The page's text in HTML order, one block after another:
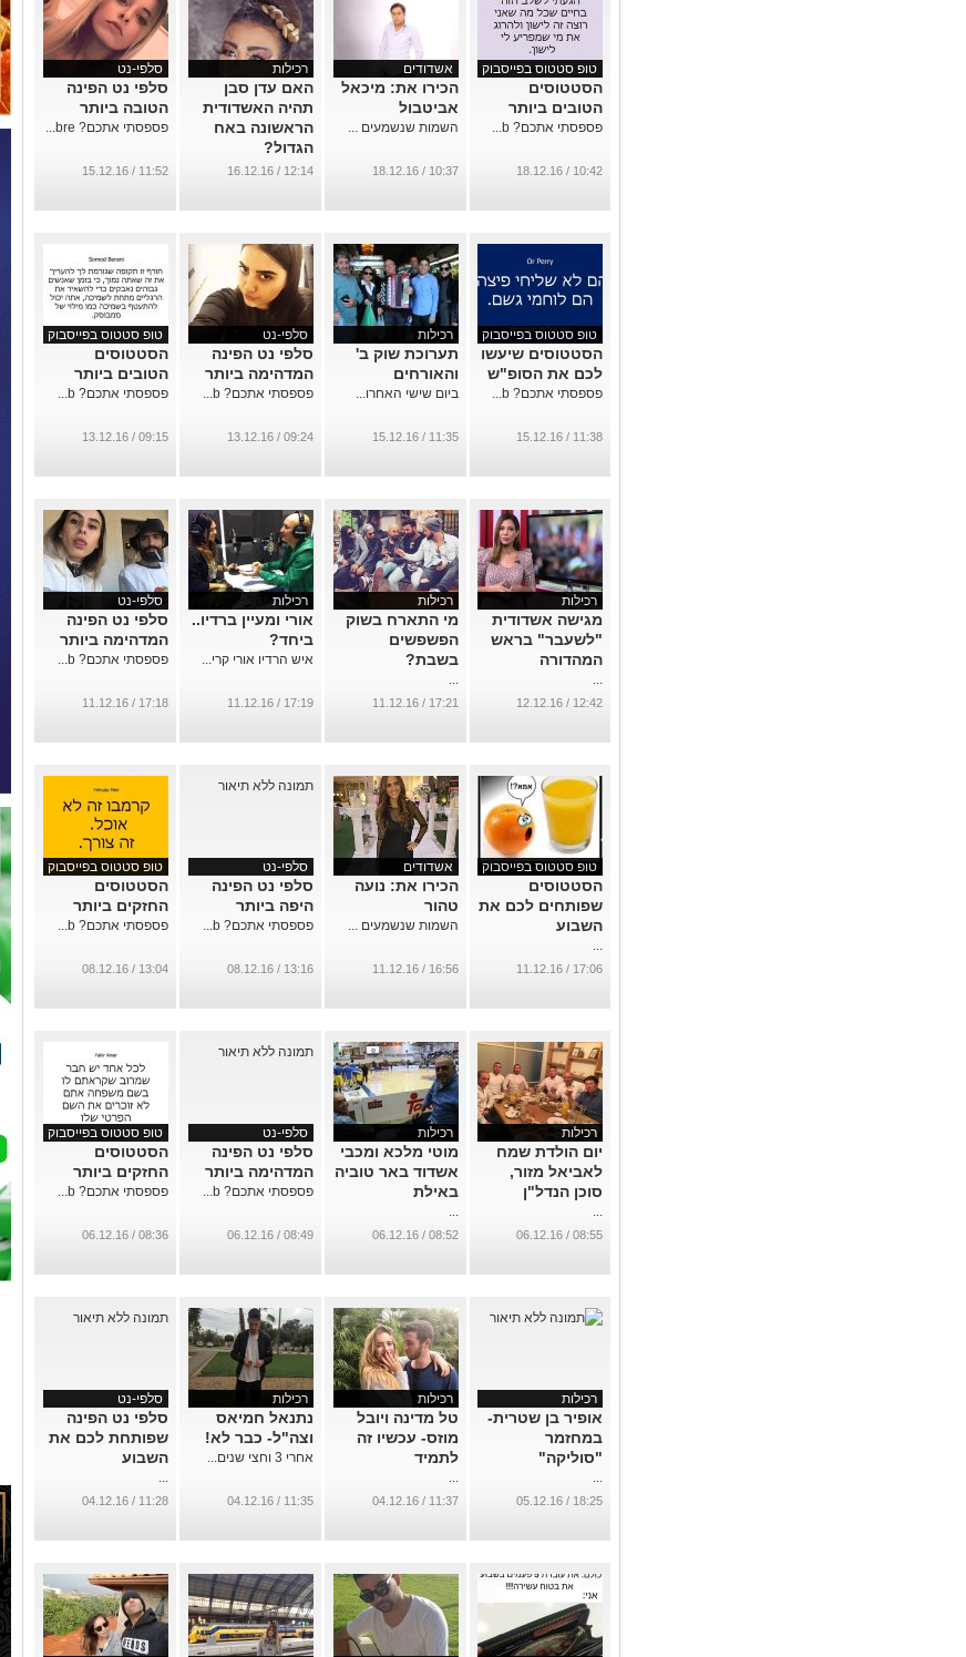
טופ סטטוס בפייסבוק
הסטטוסים
הטובים ביותר
פספסתי אתכם? b...
10:42 / 18.12.16
אשדודים
הכירו את: מיכאל
אביטבול
השמות שנשמעים ...
10:37 / 18.12.16
רכילות
האם עדן סבן
תהיה האשדודית
הראשונה באח
הגדול?
...
12:14 / 16.12.16
סלפי-נט
סלפי נט הפינה
הטובה ביותר
פספסתי אתכם? bre...
11:52 / 15.12.16
טופ סטטוס בפייסבוק
הסטטוסים שיעשו
לכם את הסופ"ש
פספסתי אתכם? b...
11:38 / 15.12.16
רכילות
תערוכת שוק ב'
והאורחים
ביום שישי האחרו...
11:35 / 15.12.16
סלפי-נט
סלפי נט הפינה
המדהימה ביותר
פספסתי אתכם? b...
09:24 / 13.12.16
טופ סטטוס בפייסבוק
הסטטוסים
הטובים ביותר
פספסתי אתכם? b...
09:15 / 13.12.16
רכילות
מגישה אשדודית
"לשעבר" בראש
המהדורה
...
12:42 / 12.12.16
רכילות
מי התארח בשוק
הפשפשים
בשבת?
...
17:21 / 11.12.16
רכילות
אורי ומעיין ברדיו..
ביחד?
איש הרדיו אורי קרי...
17:19 / 11.12.16
סלפי-נט
סלפי נט הפינה
המדהימה ביותר
פספסתי אתכם? b...
17:18 / 11.12.16
טופ סטטוס בפייסבוק
הסטטוסים
שפותחים לכם את
השבוע
...
17:06 / 11.12.16
אשדודים
הכירו את: נועה
טהור
השמות שנשמעים ...
16:56 / 11.12.16
סלפי-נט
סלפי נט הפינה
היפה ביותר
פספסתי אתכם? b...
13:16 / 08.12.16
טופ סטטוס בפייסבוק
הסטטוסים
החזקים ביותר
פספסתי אתכם? b...
13:04 / 08.12.16
רכילות
יום הולדת שמח
לאביאל מזור,
סוכן הנדל"ן
...
08:55 / 06.12.16
רכילות
מוטי מלכא ומכבי
אשדוד באר טוביה
באילת
...
08:52 / 06.12.16
סלפי-נט
סלפי נט הפינה
המדהימה ביותר
פספסתי אתכם? b...
08:49 / 06.12.16
טופ סטטוס בפייסבוק
הסטטוסים
החזקים ביותר
פספסתי אתכם? b...
08:36 / 06.12.16
רכילות
אופיר בן שטרית-
במחזמר
"סוליקה"
...
18:25 / 05.12.16
רכילות
טל מדינה ויובל
מוזס- עכשיו זה
לתמיד
...
11:37 / 04.12.16
רכילות
נתנאל חמיאס
וצה"ל- כבר לא!
אחרי 3 וחצי שנים...
11:35 / 04.12.16
סלפי-נט
סלפי נט הפינה
שפותחת לכם את
השבוע
...
11:28 / 04.12.16